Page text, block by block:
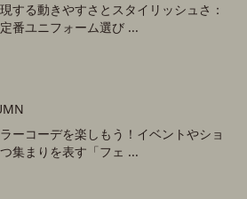
する動きやすさとスタイリッシュさ：
番ユニフォーム選び ...
ーコーデを楽しもう！イベントやショ
集まりを表す「フェ ...